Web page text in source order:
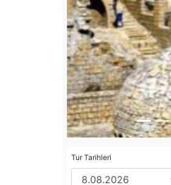
Tur Tarihleri